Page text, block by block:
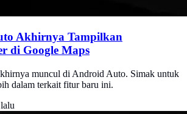
Akhirnya Tampilkan
di Google Maps
muncul di Android Auto. Simak untuk
dalam terkait fitur baru ini.